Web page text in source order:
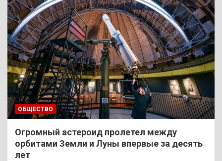
ОБЩЕСТВО
Огромный астероид пролетел между
орбитами Земли и Луны впервые за десять
лет